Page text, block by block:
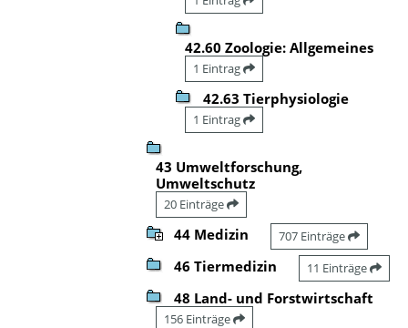
42.60 Zoologie: Allgemeines
1 Eintrag
42.63 Tierphysiologie
1 Eintrag
43 Umweltforschung,
Umweltschutz
20 Einträge
44 Medizin 707 Einträge
46 Tiermedizin 11 Einträge
48 Land- und Forstwirtschaft
156 Einträge